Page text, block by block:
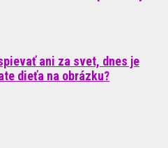
ani za svet, dnes je
dieťa na obrázku?